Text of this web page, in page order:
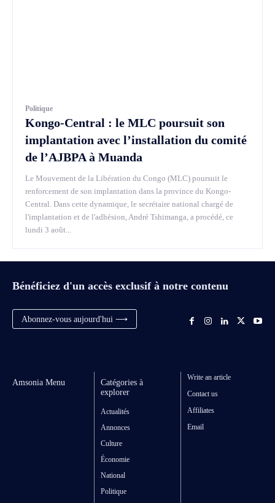
Politique
Kongo-Central : le MLC poursuit son
implantation avec l’installation du comité
de l’AJBPA à Muanda
Le Mouvement de la Libération du Congo (MLC) poursuit le
renforcement de son implantation dans la province du Kongo-
Central. Dans cette dynamique, le secrétaire national chargé de
l'implantation et de l'adhésion, André Tshimanga, a procédé, ce
lundi 3 août...
Bénéficiez d'un accès exclusif à notre contenu
Abonnez-vous aujourd'hui ⟶
Amsonia Menu
Catégories à
explorer
Actualités
Annonces
Culture
Économie
National
Politique
Write an article
Contact us
Affiliates
Email